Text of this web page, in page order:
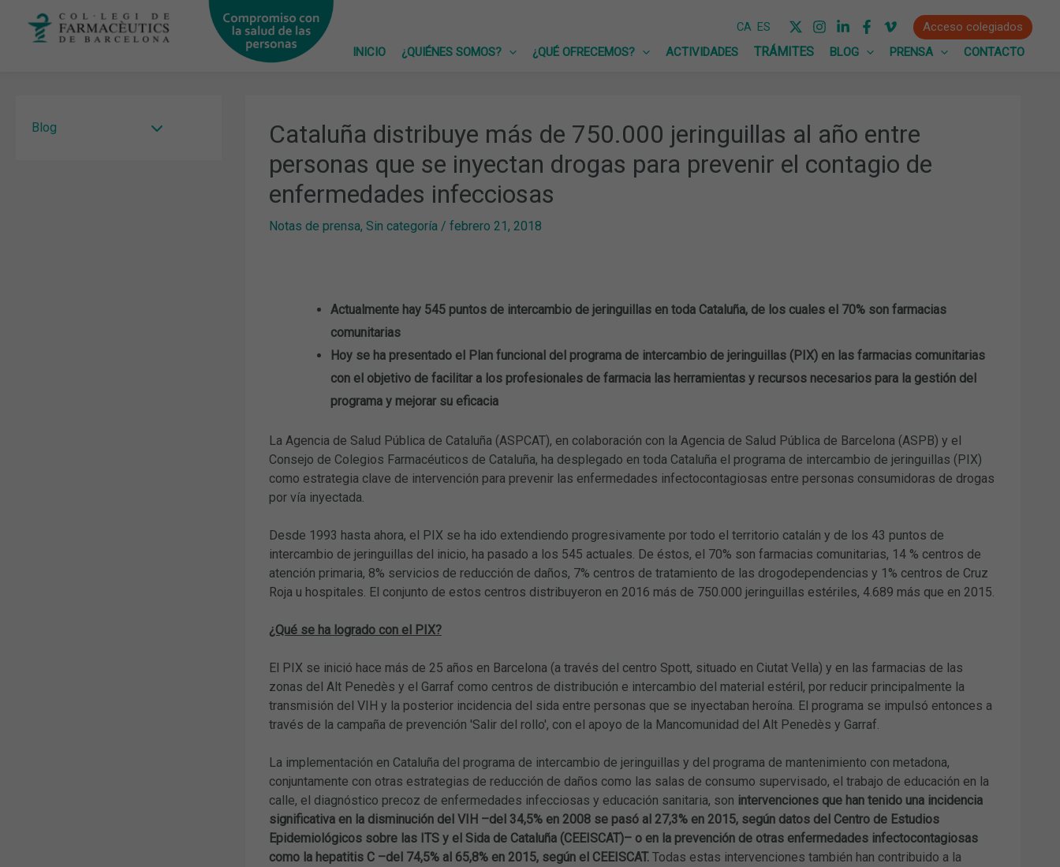
CA ES
Acceso colegiados
INICIO
¿QUIÉNES SOMOS? ¿QUÉ OFRECEMOS? ACTIVIDADES BLOG PRENSA CONTACTO
Blog
Cataluña distribuye más de 750.000 jeringuillas al año entre
personas que se inyectan drogas para prevenir el contagio de
enfermedades infecciosas
Notas de prensa, Sin categoría/ febrero 21, 2018
Actualmente hay 545 puntos de intercambio de jeringuillas en toda Cataluña, de los cuales el 70% son farmacias
comunitarias
Hoy se ha presentado el Plan funcional del programa de intercambio de jeringuillas (PIX) en las farmacias comunitarias
con el objetivo de facilitar a los profesionales de farmacia las herramientas y recursos necesarios para la gestión del
programa y mejorar su eficacia
La Agencia de Salud Pública de Cataluña (ASPCAT), en colaboración con la Agencia de Salud Pública de Barcelona (ASPB) y el
Consejo de Colegios Farmacéuticos de Cataluña, ha desplegado en toda Cataluña el programa de intercambio de jeringuillas (PIX)
como estrategia clave de intervención para prevenir las enfermedades infectocontagiosas entre personas consumidoras de drogas
por vía inyectada.
Desde 1993 hasta ahora, el PIX se ha ido extendiendo progresivamente por todo el territorio catalán y de los 43 puntos de
intercambio de jeringuillas del inicio, ha pasado a los 545 actuales. De éstos, el 70% son farmacias comunitarias, 14 % centros de
atención primaria, 8% servicios de reducción de daños, 7% centros de tratamiento de las drogodependencias y 1% centros de Cruz
Roja u hospitales. El conjunto de estos centros distribuyeron en 2016 más de 750.000 jeringuillas estériles, 4.689 más que en 2015.
¿Qué se ha logrado con el PIX?
El PIX se inició hace más de 25 años en Barcelona (a través del centro Spott, situado en Ciutat Vella) y en las farmacias de las
zonas del Alt Penedès y el Garraf como centros de distribución e intercambio del material estéril, por reducir principalmente la
transmisión del VIH y la posterior incidencia del sida entre personas que se inyectaban heroína. El programa se impulsó entonces a
través de la campaña de prevención 'Salir del rollo', con el apoyo de la Mancomunidad del Alt Penedès y Garraf.
La implementación en Cataluña del programa de intercambio de jeringuillas y del programa de mantenimiento con metadona,
conjuntamente con otras estrategias de reducción de daños como las salas de consumo supervisado, el trabajo de educación en la
calle, el diagnóstico precoz de enfermedades infecciosas y educación sanitaria, son intervenciones que han tenido una incidencia
significativa en la disminución del VIH –del 34,5% en 2008 se pasó al 27,3% en 2015, según datos del Centro de Estudios
Epidemiológicos sobre las ITS y el Sida de Cataluña (CEEISCAT)– o en la prevención de otras enfermedades infectocontagiosas
como la hepatitis C –del 74,5% al 65,8% en 2015, según el CEEISCAT. Todas estas intervenciones también han contribuido a la